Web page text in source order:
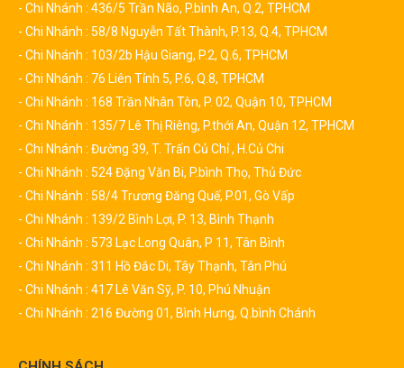
- Chi Nhánh : 436/5 Trần Não, P.bình An, Q.2, TPHCM
- Chi Nhánh : 58/8 Nguyễn Tất Thành, P.13, Q.4, TPHCM
- Chi Nhánh : 103/2b Hậu Giang, P.2, Q.6, TPHCM
- Chi Nhánh : 76 Liên Tỉnh 5, P.6, Q.8, TPHCM
- Chi Nhánh : 168 Trần Nhân Tôn, P. 02, Quận 10, TPHCM
- Chi Nhánh : 135/7 Lê Thị Riêng, P.thới An, Quận 12, TPHCM
- Chi Nhánh : Đường 39, T. Trấn Củ Chỉ , H.Củ Chi
- Chi Nhánh : 524 Đặng Văn Bi, P.bình Thọ, Thủ Đức
- Chi Nhánh : 58/4 Trương Đăng Quế, P.01, Gò Vấp
- Chi Nhánh : 139/2 Bình Lợi, P. 13, Bình Thạnh
- Chi Nhánh : 573 Lạc Long Quân, P 11, Tân Bình
- Chi Nhánh : 311 Hồ Đắc Di, Tây Thạnh, Tân Phú
- Chi Nhánh : 417 Lê Văn Sỹ, P. 10, Phú Nhuận
- Chi Nhánh : 216 Đường 01, Bình Hưng, Q.bình Chánh